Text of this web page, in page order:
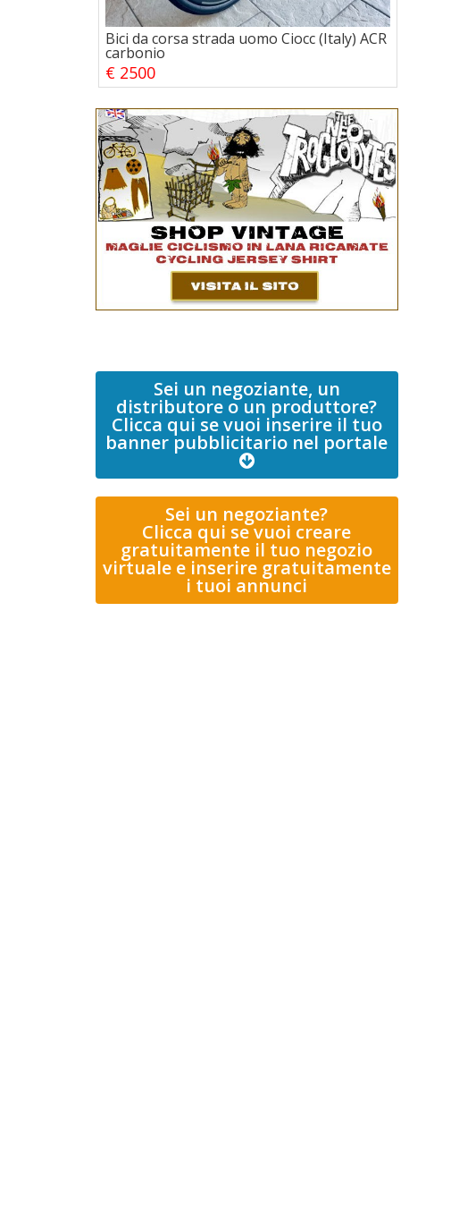
Bici da corsa strada uomo Ciocc (Italy) ACR
carbonio
€ 2500
Sei un negoziante, un
distributore o un produttore?
Clicca qui se vuoi inserire il tuo
banner pubblicitario nel portale
Sei un negoziante?
Clicca qui se vuoi creare
gratuitamente il tuo negozio
virtuale e inserire gratuitamente
i tuoi annunci